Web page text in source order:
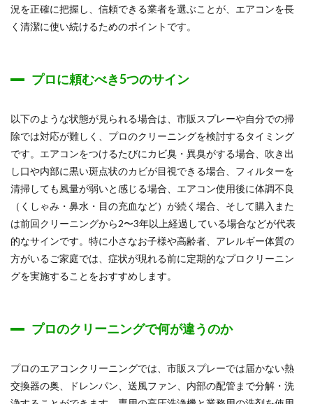
況を正確に把握し、信頼できる業者を選ぶことが、エアコンを長
く清潔に使い続けるためのポイントです。
プロに頼むべき5つのサイン
以下のような状態が見られる場合は、市販スプレーや自分での掃
除では対応が難しく、プロのクリーニングを検討するタイミング
です。エアコンをつけるたびにカビ臭・異臭がする場合、吹き出
し口や内部に黒い斑点状のカビが目視できる場合、フィルターを
清掃しても風量が弱いと感じる場合、エアコン使用後に体調不良
（くしゃみ・鼻水・目の充血など）が続く場合、そして購入また
は前回クリーニングから2〜3年以上経過している場合などが代表
的なサインです。特に小さなお子様や高齢者、アレルギー体質の
方がいるご家庭では、症状が現れる前に定期的なプロクリーニン
グを実施することをおすすめします。
プロのクリーニングで何が違うのか
プロのエアコンクリーニングでは、市販スプレーでは届かない熱
交換器の奥、ドレンパン、送風ファン、内部の配管まで分解・洗